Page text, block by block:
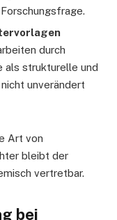
durch
als strukturelle und
unverändert
Art von
bleibt der
vertretbar.
bei